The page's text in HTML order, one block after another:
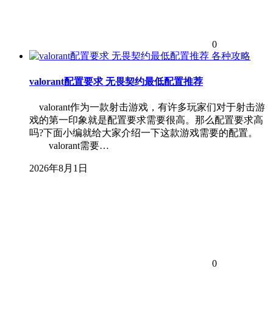
0
各种攻略
valorant配置要求 无畏契约最低配置推荐
valorant作为一款射击游戏，有许多玩家们对于射击游
戏的第一印象就是配置要求需要很高。那么配置要求高
吗?下面小编就给大家介绍一下这款游戏需要的配置。
valorant需要…
2026年8月1日
0